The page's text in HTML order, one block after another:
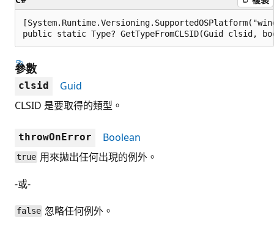
public static Type? GetTypeFromCLSID(Guid clsid,
參數
clsid
Guid
CLSID 是要取得的類型。
throwOnError Boolean
true 用來拋出任何出現的例外。
-或-
false 忽略任何例外。